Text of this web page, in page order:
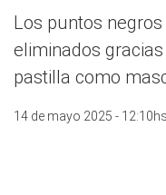
Los puntos
eliminados
pastilla como
14 de mayo 2025 - 12:10hs